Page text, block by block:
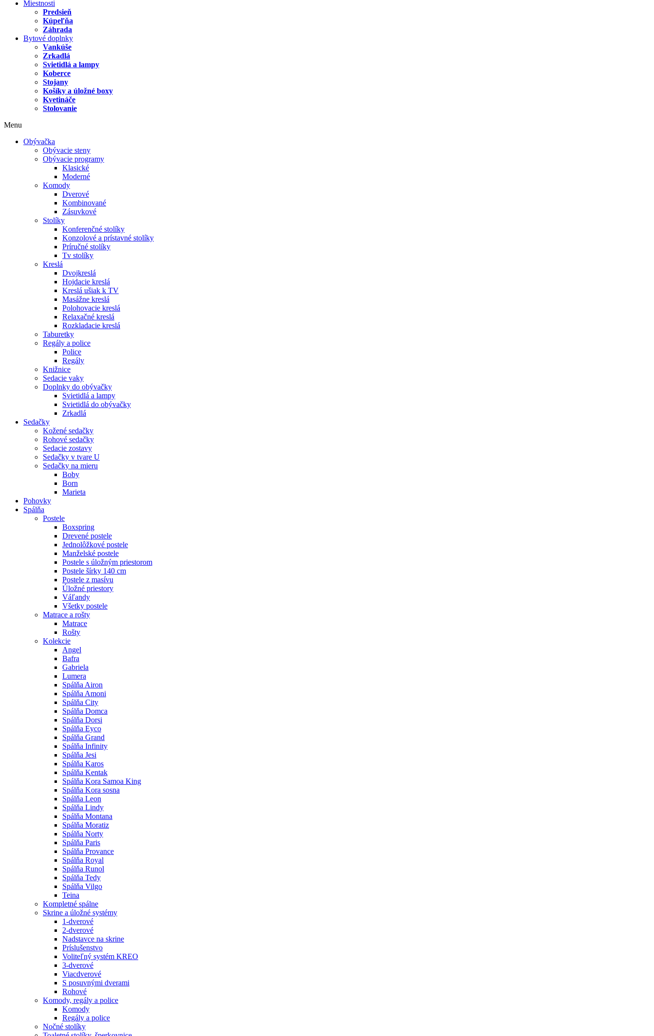
Miestnosti
Predsieň
Kúpeľňa
Záhrada
Bytové doplnky
Vankúše
Zrkadlá
Svietidlá a lampy
Koberce
Stojany
Košíky a úložné boxy
Kvetináče
Stolovanie
Menu
Obývačka
Obývacie steny
Obývacie programy
Klasické
Moderné
Komody
Dverové
Kombinované
Zásuvkové
Stolíky
Konferenčné stolíky
Konzolové a prístavné stolíky
Príručné stolíky
Tv stolíky
Kreslá
Dvojkreslá
Hojdacie kreslá
Kreslá ušiak k TV
Masážne kreslá
Polohovacie kreslá
Relaxačné kreslá
Rozkladacie kreslá
Taburetky
Regály a police
Police
Regály
Knižnice
Sedacie vaky
Doplnky do obývačky
Svietidlá a lampy
Svietidlá do obývačky
Zrkadlá
Sedačky
Kožené sedačky
Rohové sedačky
Sedacie zostavy
Sedačky v tvare U
Sedačky na mieru
Boby
Born
Marieta
Pohovky
Spálňa
Postele
Boxspring
Drevené postele
Jednolôžkové postele
Manželské postele
Postele s úložným priestorom
Postele šírky 140 cm
Postele z masívu
Úložné priestory
Váľandy
Všetky postele
Matrace a rošty
Matrace
Rošty
Kolekcie
Angel
Bafra
Gabriela
Lumera
Spálňa Airon
Spálňa Amoni
Spálňa City
Spálňa Domca
Spálňa Dorsi
Spálňa Eyco
Spálňa Grand
Spálňa Infinity
Spálňa Jesi
Spálňa Karos
Spálňa Kentak
Spálňa Kora Samoa King
Spálňa Kora sosna
Spálňa Leon
Spálňa Lindy
Spálňa Montana
Spálňa Moratiz
Spálňa Norty
Spálňa Paris
Spálňa Provance
Spálňa Royal
Spálňa Runol
Spálňa Tedy
Spálňa Vilgo
Teina
Kompletné spálne
Skrine a úložné systémy
1-dverové
2-dverové
Nadstavce na skrine
Príslušenstvo
Voliteľný systém KREO
3-dverové
Viacdverové
S posuvnými dverami
Rohové
Komody, regály a police
Komody
Regály a police
Nočné stolíky